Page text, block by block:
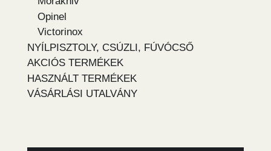
Opinel
Victorinox
NYÍLPISZTOLY, CSÚZLI, FÚVÓCSŐ
AKCIÓS TERMÉKEK
HASZNÁLT TERMÉKEK
VÁSÁRLÁSI UTALVÁNY